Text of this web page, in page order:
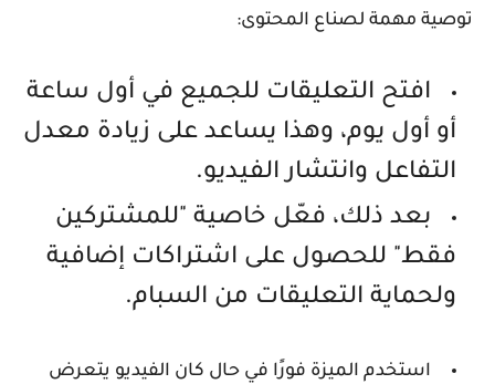
توصية مهمة لصناع المحتوى:
افتح التعليقات للجميع في أول ساعة
أو أول يوم، وهذا يساعد على زيادة معدل
التفاعل وانتشار الفيديو.
بعد ذلك، فعّل خاصية "للمشتركين
فقط" للحصول على اشتراكات إضافية
ولحماية التعليقات من السبام.
استخدم الميزة فورًا في حال كان الفيديو يتعرض